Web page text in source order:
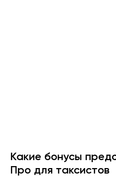
Какие бонусы
Про для таксистов